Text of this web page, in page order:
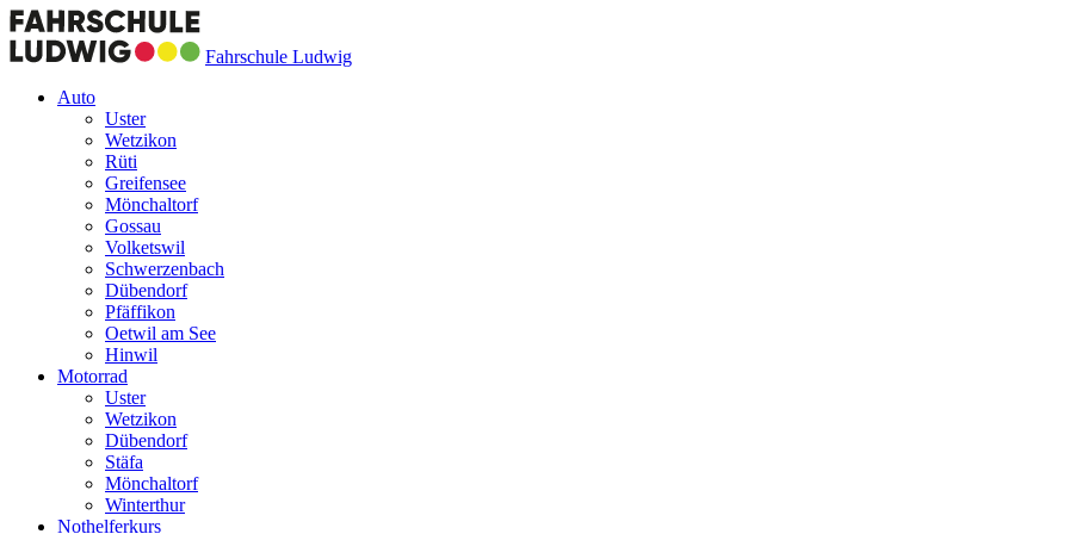
Fahrschule Ludwig
Auto
Uster
Wetzikon
Rüti
Greifensee
Mönchaltorf
Gossau
Volketswil
Schwerzenbach
Dübendorf
Pfäffikon
Oetwil am See
Hinwil
Motorrad
Uster
Wetzikon
Dübendorf
Stäfa
Mönchaltorf
Winterthur
Nothelferkurs